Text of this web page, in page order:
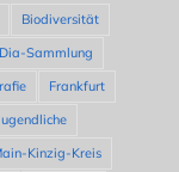
Biodiversität
Dia-Sammlung
Frankfurt
Kinzig-Kreis